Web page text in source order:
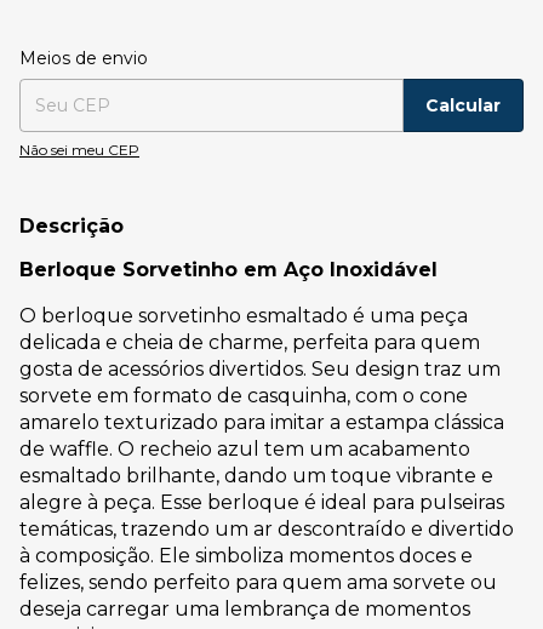
Entregas para o CEP:
Meios de envio
Calcular
Não sei meu CEP
Descrição
Berloque Sorvetinho em Aço Inoxidável
O berloque sorvetinho esmaltado é uma peça
delicada e cheia de charme, perfeita para quem
gosta de acessórios divertidos. Seu design traz um
sorvete em formato de casquinha, com o cone
amarelo texturizado para imitar a estampa clássica
de waffle. O recheio azul tem um acabamento
esmaltado brilhante, dando um toque vibrante e
alegre à peça. Esse berloque é ideal para pulseiras
temáticas, trazendo um ar descontraído e divertido
à composição. Ele simboliza momentos doces e
felizes, sendo perfeito para quem ama sorvete ou
deseja carregar uma lembrança de momentos